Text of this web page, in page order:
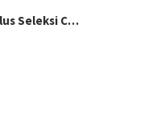
Seleksi C…